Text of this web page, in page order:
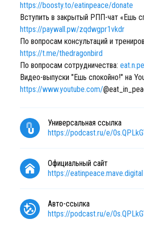
https://boosty.to/eatinpeace/donate
Вступить в закрытый РПП-чат «Ешь
https://paywall.pw/zqdwgpr1vkdr
По вопросам консультаций и
https://t.me/thedragonbird
По вопросам сотрудничества:
Видео-выпуски "Ешь спокойно!" на
https://www.youtube.com/
Универсальная ссылка
https://podcast.ru/e/
Официальный сайт
https://eatinpeace.mave.digital
Авто-ссылка
https://podcast.ru/e/